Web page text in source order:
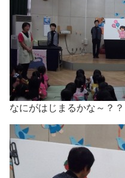
なにがはじまるかな～？？